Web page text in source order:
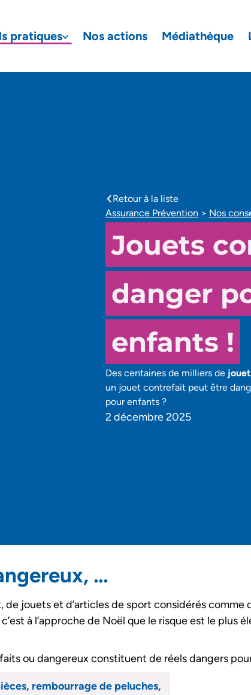
pratiques Nos actions Médiathèque
caret-left
Retour à la liste
Assurance Prévention > Nos
Jouets
danger
enfants !
Des centaines de milliers de
un jouet contrefait peut être
pour enfants ?
2 décembre 2025
…
de jouets et d’articles de sport considérés
à l’approche de Noël que le risque est le plus
ou dangereux constituent de réels dangers
rembourrage de peluches,